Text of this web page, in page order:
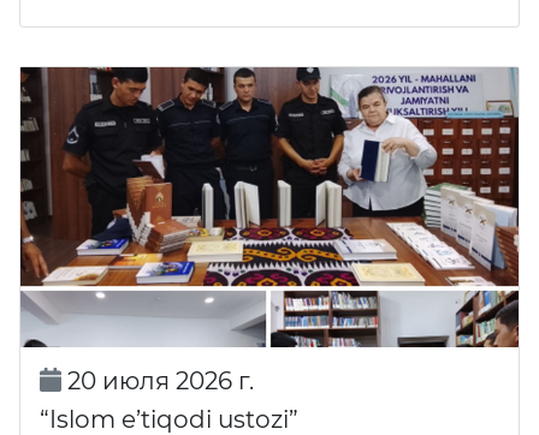
20 июля 2026 г.
“Islom e’tiqodi ustozi”